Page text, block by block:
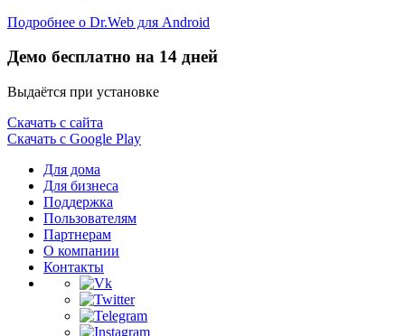
Подробнее о Dr.Web для Android
Демо бесплатно на 14 дней
Выдаётся при установке
Скачать с сайта
Скачать с Google Play
Для дома
Для бизнеса
Поддержка
Пользователям
Партнерам
О компании
Контакты